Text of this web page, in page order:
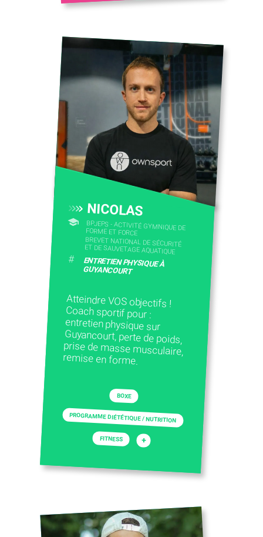
NICOLAS
BPJEPS - ACTIVITÉ GYMNIQUE DE
FORME ET FORCE
BREVET NATIONAL DE SÉCURITÉ
ET DE SAUVETAGE AQUATIQUE
# ENTRETIEN PHYSIQUE À
GUYANCOURT
Atteindre VOS objectifs !
Coach sportif pour :
entretien physique sur
Guyancourt, perte de poids,
prise de masse musculaire,
remise en forme.
BOXE
PROGRAMME DIÉTÉTIQUE / NUTRITION
FITNESS +